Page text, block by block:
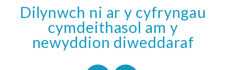
Dilynwch ni ar y cyfryngau
cymdeithasol am y
newyddion diweddaraf